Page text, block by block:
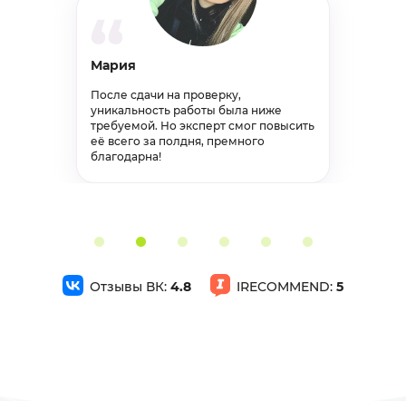
70%
Дипломная работа, бухгалтерский учет, анализ и
Завершён 15 Июня в 13:32
27500р 75%
Дипломная работа, бухгалтерский учет, анализ и
Завершён 7 Июня в 09:12
Анастасия
Защитила курсовую на отлично!
Большое спасибо, порекомендовала
всем друзьям)
Отзывы ВК: 4.8 IRECOMMEND: 5